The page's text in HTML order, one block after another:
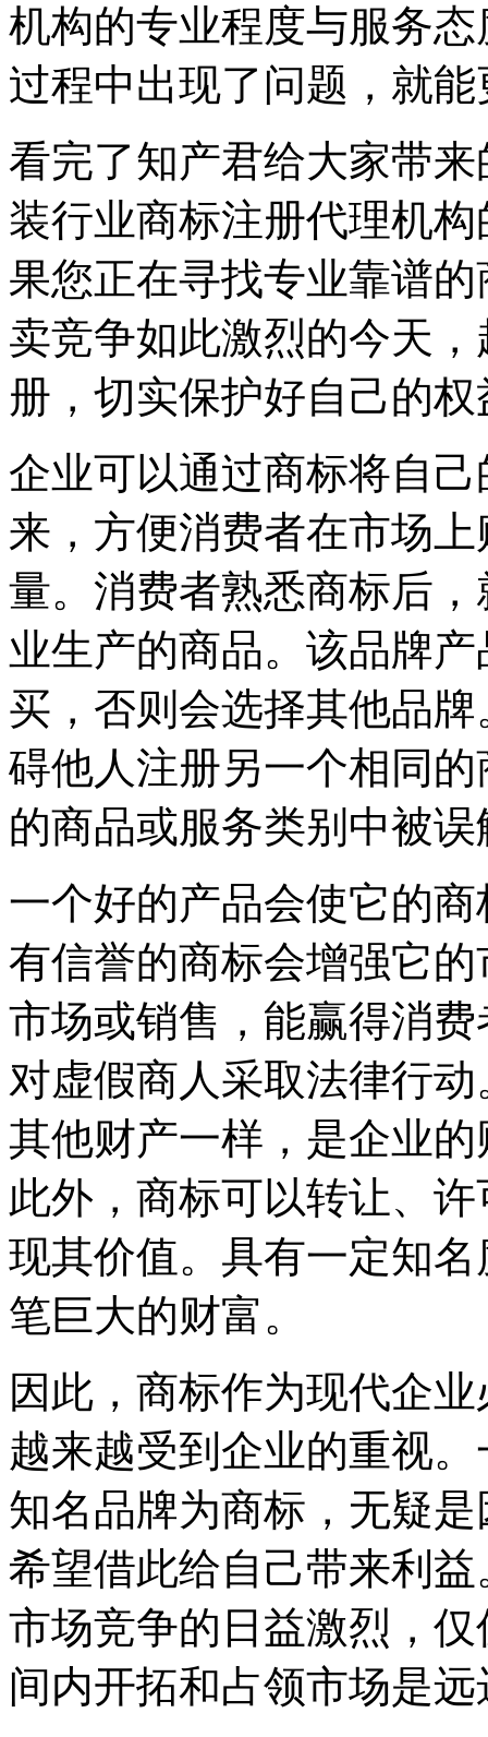
机构的专业程度与服务
过程中出现了问题，就
看完了知产君给大家带
装行业商标注册代理机
果您正在寻找专业靠谱
卖竞争如此激烈的今天
册，切实保护好自己的权
企业可以通过商标将自
来，方便消费者在市场
量。消费者熟悉商标后
业生产的商品。该品牌
买，否则会选择其他品
碍他人注册另一个相同
的商品或服务类别中被
一个好的产品会使它的
有信誉的商标会增强它
市场或销售，能赢得消
对虚假商人采取法律行
其他财产一样，是企业
此外，商标可以转让、
现其价值。具有一定知
笔巨大的财富。
因此，商标作为现代企
越来越受到企业的重视
知名品牌为商标，无疑
希望借此给自己带来利
市场竞争的日益激烈，
间内开拓和占领市场是